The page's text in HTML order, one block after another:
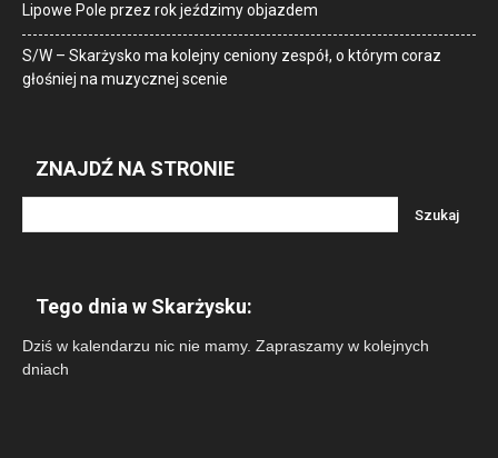
Lipowe Pole przez rok jeździmy objazdem
S/W – Skarżysko ma kolejny ceniony zespół, o którym coraz
głośniej na muzycznej scenie
ZNAJDŹ NA STRONIE
Tego dnia w Skarżysku:
Dziś w kalendarzu nic nie mamy. Zapraszamy w kolejnych
dniach